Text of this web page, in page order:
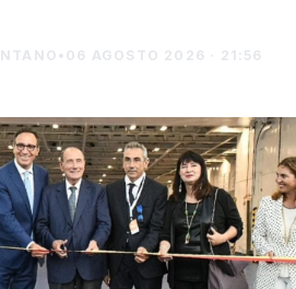
• 06 AGOSTO 2026 · 21:56